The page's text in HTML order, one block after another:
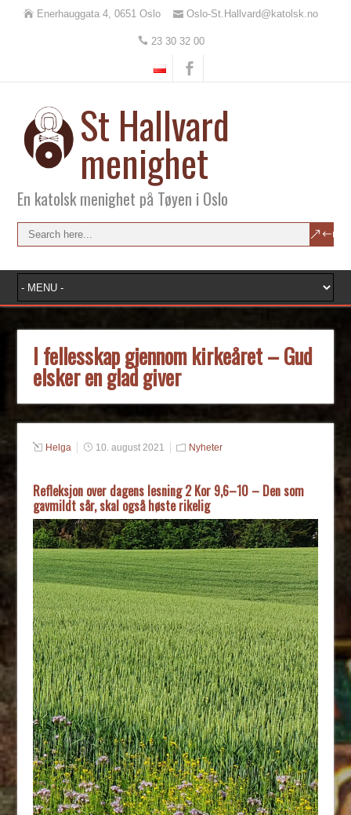
Enerhauggata 4, 0651 Oslo Oslo-St.Hallvard@katolsk.no
23 30 32 00
St Hallvard
menighet
En katolsk menighet på Tøyen i Oslo
I fellesskap gjennom kirkeåret – Gud
elsker en glad giver
Helga 10. august 2021 Nyheter
Refleksjon over dagens lesning 2 Kor 9,6–10 – Den som
gavmildt sår, skal også høste rikelig